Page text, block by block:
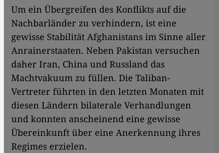
Um ein Übergreifen des Konflikts auf die
Nachbarländer zu verhindern, ist eine
gewisse Stabilität Afghanistans im Sinne aller
Anrainerstaaten. Neben Pakistan versuchen
daher Iran, China und Russland das
Machtvakuum zu füllen. Die Taliban-
Vertreter führten in den letzten Monaten mit
diesen Ländern bilaterale Verhandlungen
und konnten anscheinend eine gewisse
Übereinkunft über eine Anerkennung ihres
Regimes erzielen.